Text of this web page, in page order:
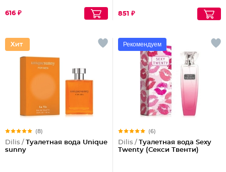
616 ₽ 851 ₽
(8)
Dilis / Туалетная вода Unique
sunny
Рекомендуем
(6)
Dilis / Туалетная вода Sexy
Twenty (Секси Твенти)